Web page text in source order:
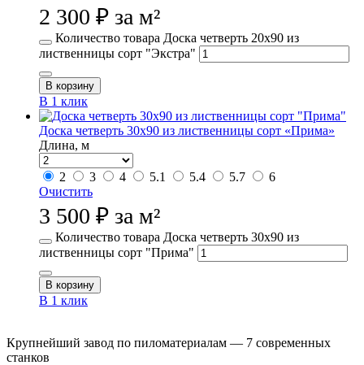
2 300 ₽ за м²
Количество товара Доска четверть 20х90 из
лиственницы сорт "Экстра"
В корзину
В 1 клик
Доска четверть 30х90 из лиственницы сорт «Прима»
Длина, м
2 3 4 5.1 5.4 5.7
6
Очистить
3 500 ₽ за м²
Количество товара Доска четверть 30х90 из
лиственницы сорт "Прима"
В корзину
В 1 клик
Крупнейший завод по пиломатериалам — 7 современных
станков